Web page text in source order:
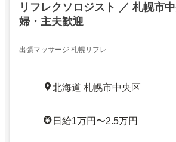
リフレクソロジスト ／ 札幌市
婦・主夫歓迎
出張マッサージ 札幌リフレ
北海道 札幌市中央区
日給1万円〜2.5万円